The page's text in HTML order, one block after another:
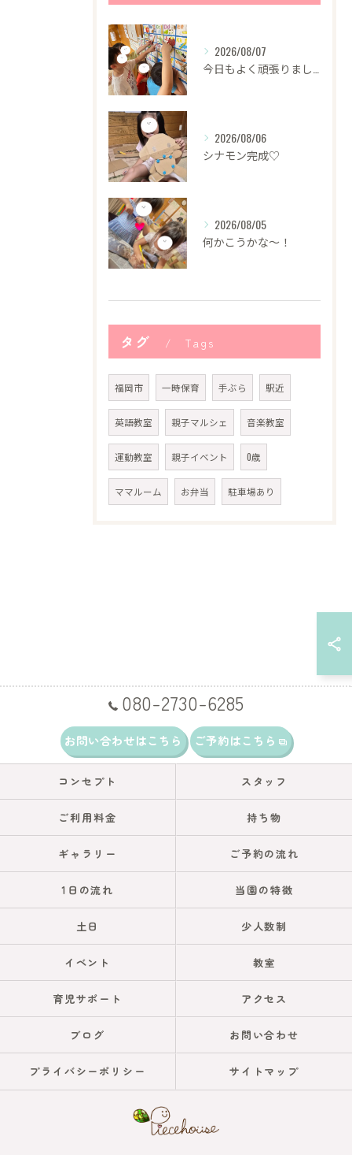
2026/08/07
今日もよく頑張りました！
2026/08/06
シナモン完成♡
2026/08/05
何かこうかな〜！
タグ Tags
福岡市 一時保育 手ぶら 駅近
英語教室 親子マルシェ 音楽教室
運動教室 親子イベント 0歳
ママルーム お弁当 駐車場あり
080-2730-6285
お問い合わせはこちら ご予約はこちら
コンセプト スタッフ
ご利用料金 持ち物
ギャラリー ご予約の流れ
1日の流れ 当園の特徴
土日 少人数制
イベント 教室
育児サポート アクセス
ブログ お問い合わせ
プライバシーポリシー サイトマップ